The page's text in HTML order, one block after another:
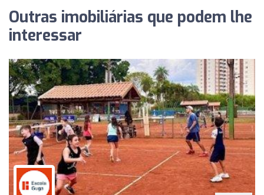
Outras imobiliárias que podem lhe
interessar